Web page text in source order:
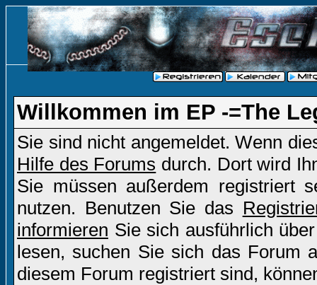
Willkommen im EP -=The
Sie sind nicht angemeldet. Wenn
Hilfe des Forums durch. Dort wird
Sie müssen außerdem registriert
nutzen. Benutzen Sie das
informieren Sie sich ausführlich
lesen, suchen Sie sich das Forum
diesem Forum registriert sind,